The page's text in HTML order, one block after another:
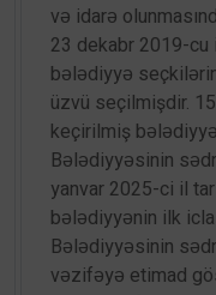
və idarə
23 dekabr 2019-
bələdiyyə
üzvü seçilmişdir.
keçirilmiş
Bələdiyyəsinin
yanvar 2025-ci il
bələdiyyənin ilk
Bələdiyyəsinin
vəzifəyə etimad